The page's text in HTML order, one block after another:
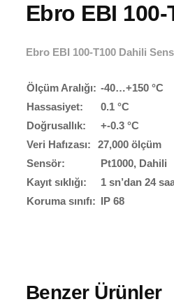
Ebro EBI 100-
Ebro EBI 100-T100 Dahili
Ölçüm Aralığı: -40…+150 °C
Hassasiyet:
0.1 °C
Doğrusallık:
+-0.3 °C
Veri Hafızası:
27,000 ölçüm
Sensör:
Pt1000, Dahili
Kayıt sıklığı:
1 sn’dan 24
Koruma sınıfı: IP 68
Benzer Ürünler